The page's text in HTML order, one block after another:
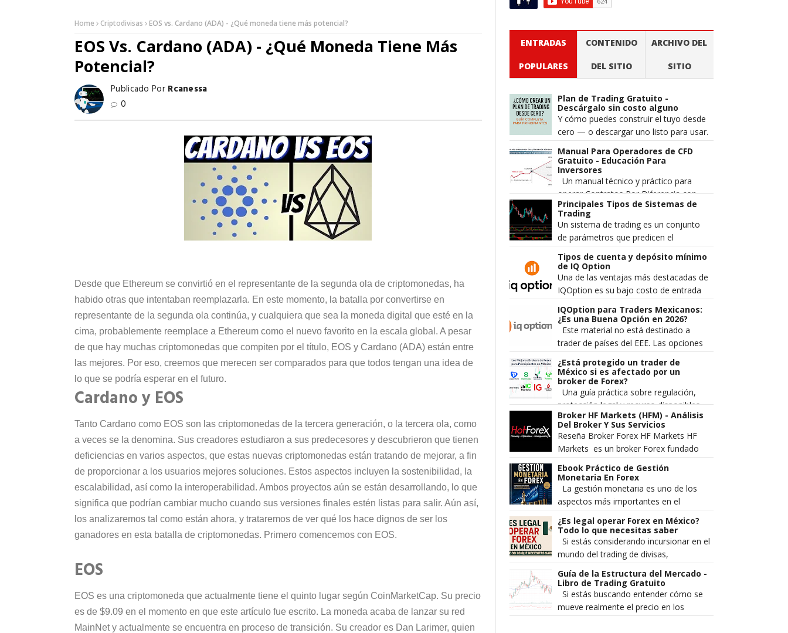
Home Criptodivisas EOS vs. Cardano (ADA) - ¿Qué moneda tiene más potencial?
EOS Vs. Cardano (ADA) - ¿Qué Moneda Tiene Más
Potencial?
Publicado Por Rcanessa
0
Desde que Ethereum se convirtió en el representante de la segunda ola de criptomonedas, ha
habido otras que intentaban reemplazarla. En este momento, la batalla por convertirse en
representante de la segunda ola continúa, y cualquiera que sea la moneda digital que esté en la
cima, probablemente reemplace a Ethereum como el nuevo favorito en la escala global. A pesar
de que hay muchas criptomonedas que compiten por el título, EOS y Cardano (ADA) están entre
las mejores. Por eso, creemos que merecen ser comparados para que todos tengan una idea de
lo que se podría esperar en el futuro.
Cardano y EOS
Tanto Cardano como EOS son las criptomonedas de la tercera generación, o la tercera ola, como
a veces se la denomina. Sus creadores estudiaron a sus predecesores y descubrieron que tienen
deficiencias en varios aspectos, que estas nuevas criptomonedas están tratando de mejorar, a fin
de proporcionar a los usuarios mejores soluciones. Estos aspectos incluyen la sostenibilidad, la
escalabilidad, así como la interoperabilidad. Ambos proyectos aún se están desarrollando, lo que
significa que podrían cambiar mucho cuando sus versiones finales estén listas para salir. Aún así,
los analizaremos tal como están ahora, y trataremos de ver qué los hace dignos de ser los
ganadores en esta batalla de criptomonedas. Primero comencemos con EOS.
EOS
EOS es una criptomoneda que actualmente tiene el quinto lugar según CoinMarketCap. Su precio
es de $9.09 en el momento en que este artículo fue escrito. La moneda acaba de lanzar su red
MainNet y actualmente se encuentra en proceso de transición. Su creador es Dan Larimer, quien
ENTRADAS
POPULARES
CONTENIDO
DEL SITIO
ARCHIVO DEL
SITIO
Plan de Trading Gratuito -
Descárgalo sin costo alguno
Y cómo puedes construir el tuyo desde
cero — o descargar uno listo para usar.
Cuando alguien pierde dinero en los
mercados, la explicación m...
Manual Para Operadores de CFD
Gratuito - Educación Para
Inversores
Un manual técnico y práctico para
operar Contratos Por Diferencia con
mayor precisión, gestión de riesgo
estructurada y una comprensión má...
Principales Tipos de Sistemas de
Trading
Un sistema de trading es un conjunto
de parámetros que predicen el
movimiento del precio de un par de
divisas. Los traders más
experimentado...
Tipos de cuenta y depósito mínimo
de IQ Option
Una de las ventajas más destacadas de
IQOption es su bajo costo de entrada
comparado con otros brokers de forex
y opciones. Sin embargo, muc...
IQOption para Traders Mexicanos:
¿Es una Buena Opción en 2026?
Este material no está destinado a
trader de países del EEE. Las opciones
digitales no se promocionan ni se
venden a comerciantes minorista...
¿Está protegido un trader de
México si es afectado por un
broker de Forex?
Una guía práctica sobre regulación,
protección legal y recurso disponibles
en México Cada vez más mexicanos se
aventuran al mercado Forex...
Broker HF Markets (HFM) - Análisis
Del Broker Y Sus Servicios
Reseña Broker Forex HF Markets HF
Markets es un broker Forex fundado
en el 2010 el cual pertenece a la
compañía HF Markets LT...
Ebook Práctico de Gestión
Monetaria En Forex
La gestión monetaria es uno de los
aspectos más importantes en el
trading. Es lo que separa a los traders
rentables de los que pierden de ...
¿Es legal operar Forex en México?
Todo lo que necesitas saber
Si estás considerando incursionar en el
mundo del trading de divisas,
seguramente te has preguntado: ¿es
legal operar Forex en México? Es...
Guía de la Estructura del Mercado -
Libro de Trading Gratuito
Si estás buscando entender cómo se
mueve realmente el precio en los
mercados financieros, Guía de la